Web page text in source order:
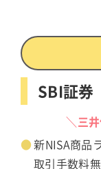
SBI証券
＼三
新NISA商品
取引手数料無